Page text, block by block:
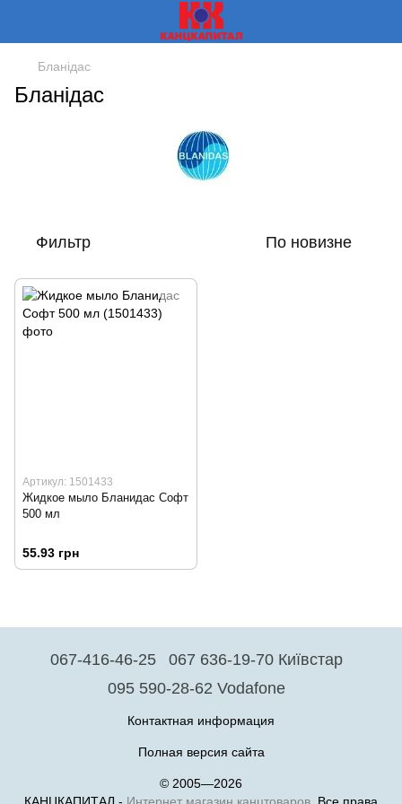
Бланідас
Бланідас
Фильтр По новизне
Артикул: 1501433
Жидкое мыло Бланидас Софт
500 мл
55.93 грн
067-416-46-25
067 636-19-70 Київстар
095 590-28-62 Vodafone
Контактная информация
Полная версия сайта
© 2005—2026
КАНЦКАПИТАЛ - Интернет магазин канцтоваров. Все права